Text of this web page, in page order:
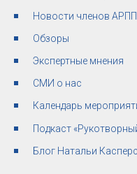
Новости членов АРПП
Обзоры
Экспертные мнения
СМИ о нас
Календарь
Подкаст
Блог Натальи